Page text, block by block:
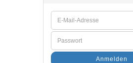
Anmelden